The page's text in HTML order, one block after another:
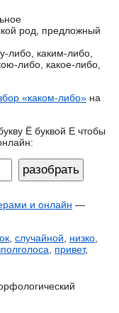
род, предложный
либо, каким-либо,
либо, какое-либо,
«каком-либо» на
Ё буквой Е чтобы
и онлайн —
случайной низко
привет,